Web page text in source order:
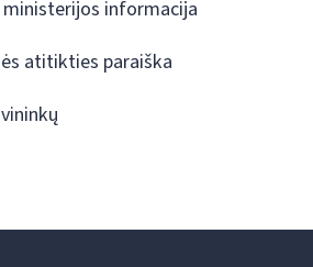
informacija
atitikties paraiška